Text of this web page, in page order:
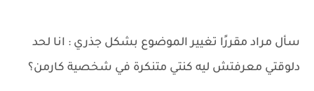
سأل مراد مقررًا تغيير الموضوع بشكل جذري : انا لحد
دلوقتي معرفتش ليه كنتي متنكرة في شخصية كارمن؟